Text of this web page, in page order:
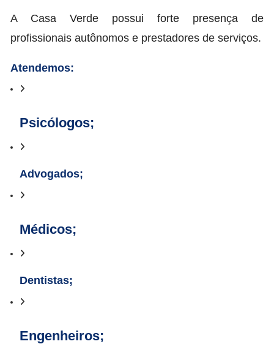
A Casa Verde possui forte presença de
profissionais autônomos e prestadores de serviços.
Atendemos:
Psicólogos;
Advogados;
Médicos;
Dentistas;
Engenheiros;